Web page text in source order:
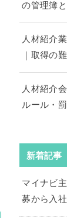
の管理簿
人材紹介
｜取得の
人材紹介
ルール・
新着記事
マイナビ
募から入